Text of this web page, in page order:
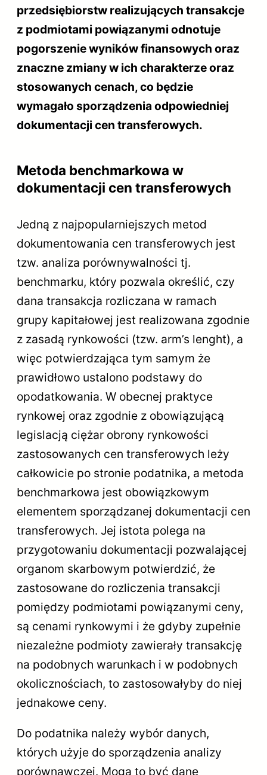
przedsiębiorstw realizujących transakcje
z podmiotami powiązanymi odnotuje
pogorszenie wyników finansowych oraz
znaczne zmiany w ich charakterze oraz
stosowanych cenach, co będzie
wymagało sporządzenia odpowiedniej
dokumentacji cen transferowych.
Metoda benchmarkowa w
dokumentacji cen transferowych
Jedną z najpopularniejszych metod
dokumentowania cen transferowych jest
tzw. analiza porównywalności tj.
benchmarku, który pozwala określić, czy
dana transakcja rozliczana w ramach
grupy kapitałowej jest realizowana zgodnie
z zasadą rynkowości (tzw. arm’s lenght), a
więc potwierdzająca tym samym że
prawidłowo ustalono podstawy do
opodatkowania. W obecnej praktyce
rynkowej oraz zgodnie z obowiązującą
legislacją ciężar obrony rynkowości
zastosowanych cen transferowych leży
całkowicie po stronie podatnika, a metoda
benchmarkowa jest obowiązkowym
elementem sporządzanej dokumentacji cen
transferowych. Jej istota polega na
przygotowaniu dokumentacji pozwalającej
organom skarbowym potwierdzić, że
zastosowane do rozliczenia transakcji
pomiędzy podmiotami powiązanymi ceny,
są cenami rynkowymi i że gdyby zupełnie
niezależne podmioty zawierały transakcję
na podobnych warunkach i w podobnych
okolicznościach, to zastosowałyby do niej
jednakowe ceny.
Do podatnika należy wybór danych,
których użyje do sporządzenia analizy
porównawczej. Mogą to być dane